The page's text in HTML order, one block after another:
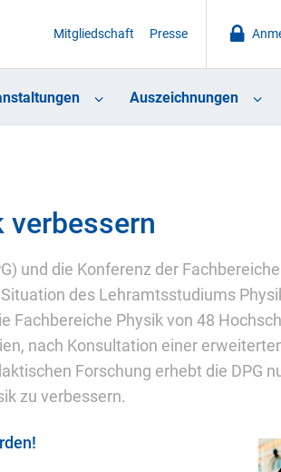
Mitgliedschaft Presse
Auszeichnungen
und die Konferenz der
des Lehramtsstudiums
Fachbereiche Physik von 48
nach Konsultation einer
Forschung erhebt die DPG
zu verbessern.